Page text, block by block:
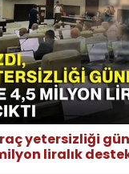
yetersizliği
liralık